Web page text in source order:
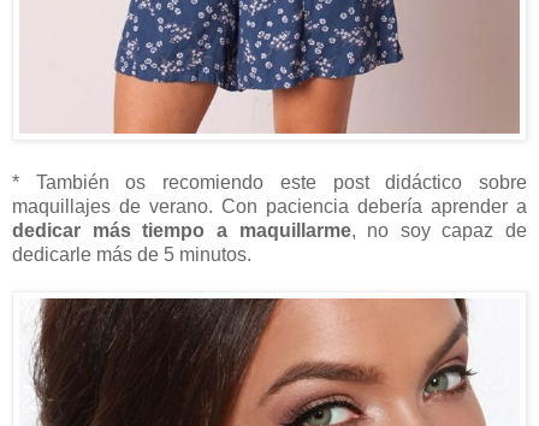
* También os recomiendo este post didáctico sobre
maquillajes de verano. Con paciencia debería aprender a
dedicar más tiempo a maquillarme, no soy capaz de
dedicarle más de 5 minutos.